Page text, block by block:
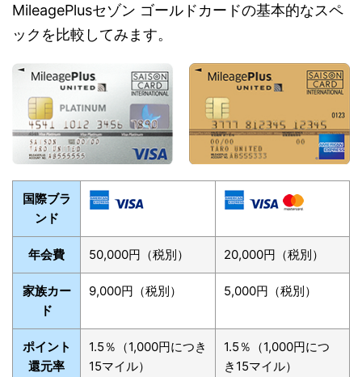
MileagePlusセゾン ゴールドカードの基本的なスペ
ックを比較してみます。
国際ブラ
ンド
年会費 50,000円（税別） 20,000円（税別）
家族カー
ド
9,000円（税別） 5,000円（税別）
ポイント
還元率
1.5％（1,000円につき
15マイル）
1.5％（1,000円につ
き15マイル）